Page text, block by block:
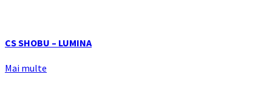
CS SHOBU – LUMINA
Mai multe